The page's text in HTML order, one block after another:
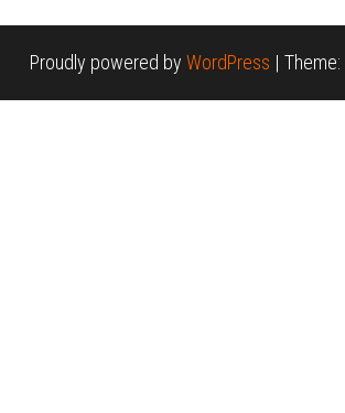
Proudly powered by WordPress | Theme: